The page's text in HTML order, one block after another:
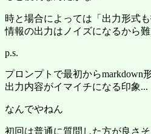
時と場合によっては「出力形式
情報の出力はノイズになるから
p.s.
プロンプトで最初からmarkdown
出力内容がイマイチになる印象...
なんでやねん
初回は普通に質問した方が良さそ